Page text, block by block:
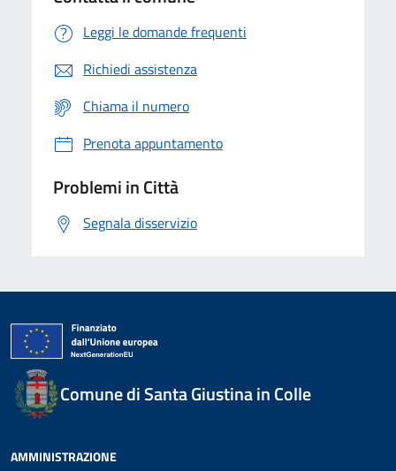
Leggi le domande frequenti
Richiedi assistenza
Chiama il numero
Prenota appuntamento
Problemi in Città
Segnala disservizio
Comune di Santa Giustina in Colle
AMMINISTRAZIONE